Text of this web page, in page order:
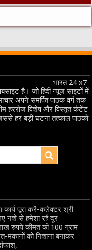
भारत 24 x7
है। जो हिंदी न्यूज साइटों में
अपने समर्पित पाठक वर्ग तक
हररोज विशेष और विस्तृत कंटेंट
हर बड़ी घटना तत्काल पाठकों
कार्य पूरा करें-कलेक्टर श्री
नशे से हमेशा रहें दूर
लाख रुपये कीमत की 100 ग्राम
को निशाना बनाकर